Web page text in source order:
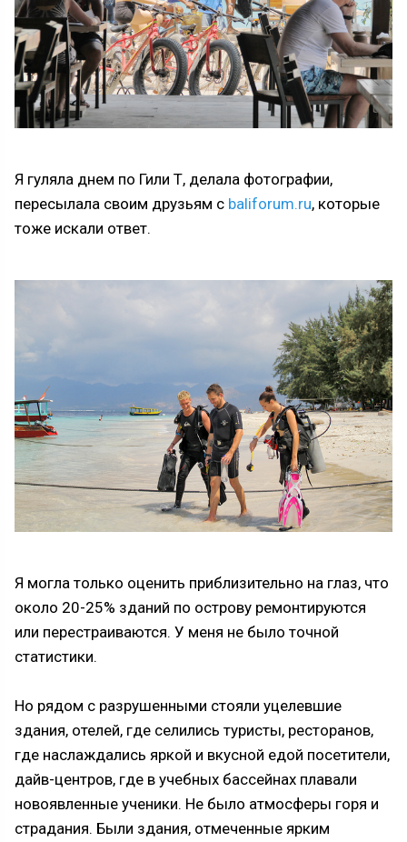
Я гуляла днем по Гили Т, делала фотографии,
пересылала своим друзьям с baliforum.ru, которые
тоже искали ответ.
Я могла только оценить приблизительно на глаз, что
около 20-25% зданий по острову ремонтируются
или перестраиваются. У меня не было точной
статистики.
Но рядом с разрушенными стояли уцелевшие
здания, отелей, где селились туристы, ресторанов,
где наслаждались яркой и вкусной едой посетители,
дайв-центров, где в учебных бассейнах плавали
новоявленные ученики. Не было атмосферы горя и
страдания. Были здания, отмеченные ярким